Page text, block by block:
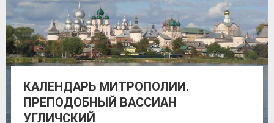
КАЛЕНДАРЬ МИТРОПОЛИИ.
ПРЕПОДОБНЫЙ ВАССИАН
УГЛИЧСКИЙ